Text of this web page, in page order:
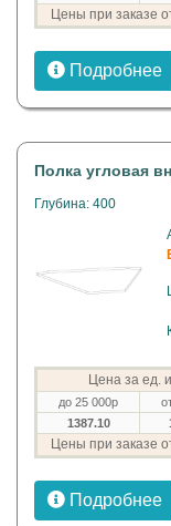
Цены при заказе
Подробнее
Полка угловая
Глубина: 400
Цена за ед.
до 25 000р
1387.10
Цены при заказе
Подробнее